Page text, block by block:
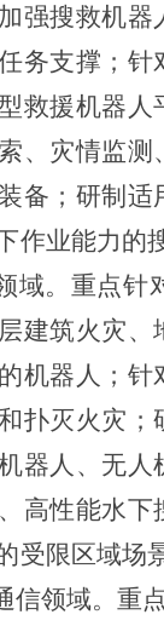
强搜救机
务支撑；
救援机器
、灾情监
备；研制
作业能力的
域。重点针
建筑火灾
机器人 ；
扑灭火灾
器人、无
高性能水
受限区域场
信领域。重